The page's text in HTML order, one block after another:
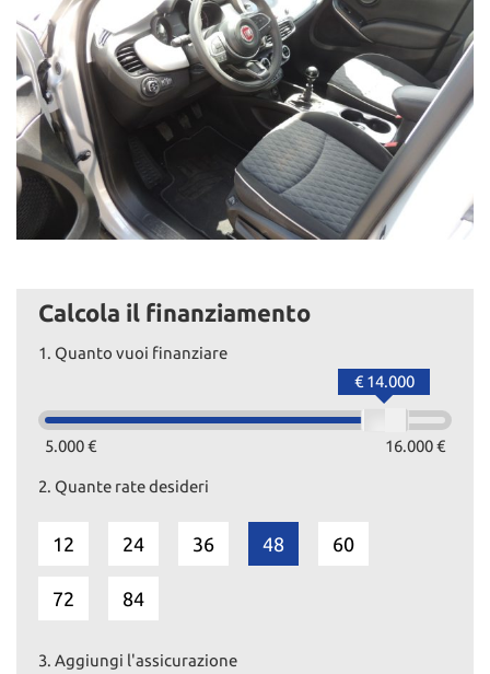
Calcola il finanziamento
1. Quanto vuoi finanziare
5.000 € 16.000 €
€ 14.000
2. Quante rate desideri
12 24 36 48 60
72 84
3. Aggiungi l'assicurazione